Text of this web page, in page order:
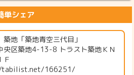
シェア
築地「築地青空三代目」
央区築地4-13-8 トラスト築地ＫＮ
166251/